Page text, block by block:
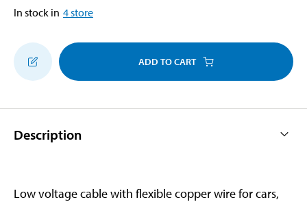
In stock in 4store
ADD TO CART
Description
Low voltage cable with flexible copper wire for cars,